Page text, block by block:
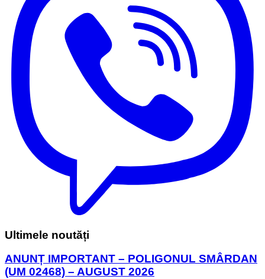
Ultimele noutăți
ANUNȚ IMPORTANT – POLIGONUL SMÂRDAN
(UM 02468) – AUGUST 2026